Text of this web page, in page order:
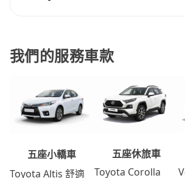
我們的服務車款
五座小轎車
Toyota Altis 舒適
五座休旅車
Toyota Corolla